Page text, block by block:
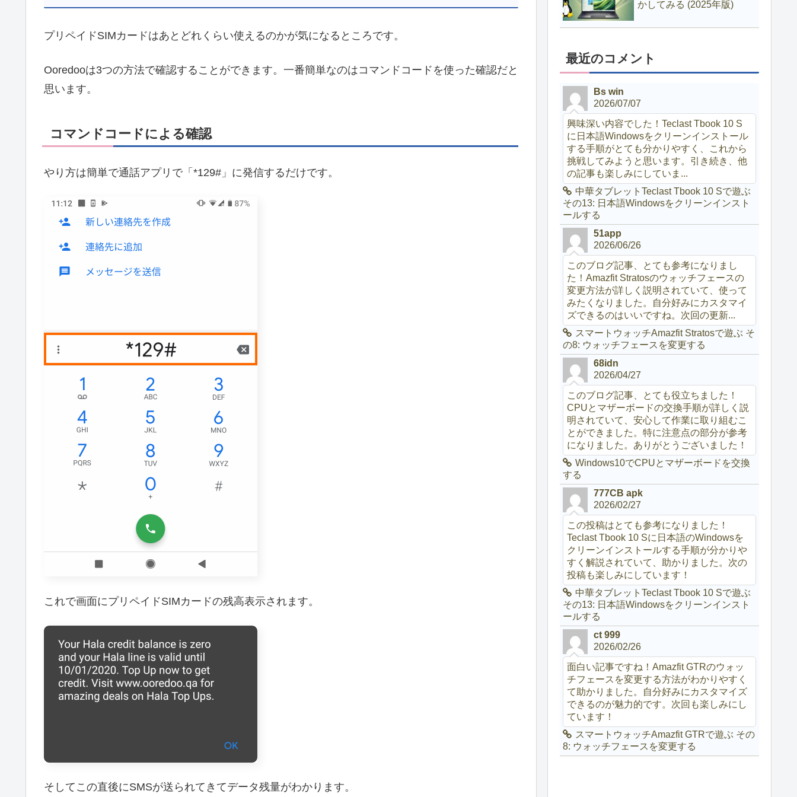
プリペイドSIMカードはあとどれくらい使えるのかが気になるところです。
Ooredooは3つの方法で確認することができます。一番簡単なのはコマンドコードを使った確認だと
思います。
コマンドコードによる確認
やり方は簡単で通話アプリで「*129#」に発信するだけです。
これで画面にプリペイドSIMカードの残高表示されます。
そしてこの直後にSMSが送られてきてデータ残量がわかります。
かしてみる (2025年版)
最近のコメント
Bs win
2026/07/07
興味深い内容でした！Teclast Tbook 10 S
に日本語Windowsをクリーンインストール
する手順がとても分かりやすく、これから
挑戦してみようと思います。引き続き、他
の記事も楽しみにしていま...
中華タブレットTeclast Tbook 10 Sで遊ぶ
その13: 日本語Windowsをクリーンインスト
ールする
51app
2026/06/26
このブログ記事、とても参考になりまし
た！Amazfit Stratosのウォッチフェースの
変更方法が詳しく説明されていて、使って
みたくなりました。自分好みにカスタマイ
ズできるのはいいですね。次回の更新...
スマートウォッチAmazfit Stratosで遊ぶ そ
の8: ウォッチフェースを変更する
68idn
2026/04/27
このブログ記事、とても役立ちました！
CPUとマザーボードの交換手順が詳しく説
明されていて、安心して作業に取り組むこ
とができました。特に注意点の部分が参考
になりました。ありがとうございました！
Windows10でCPUとマザーボードを交換
する
777CB apk
2026/02/27
この投稿はとても参考になりました！
Teclast Tbook 10 Sに日本語のWindowsを
クリーンインストールする手順が分かりや
すく解説されていて、助かりました。次の
投稿も楽しみにしています！
中華タブレットTeclast Tbook 10 Sで遊ぶ
その13: 日本語Windowsをクリーンインスト
ールする
ct 999
2026/02/26
面白い記事ですね！Amazfit GTRのウォッ
チフェースを変更する方法がわかりやすく
て助かりました。自分好みにカスタマイズ
できるのが魅力的です。次回も楽しみにし
ています！
スマートウォッチAmazfit GTRで遊ぶ その
8: ウォッチフェースを変更する